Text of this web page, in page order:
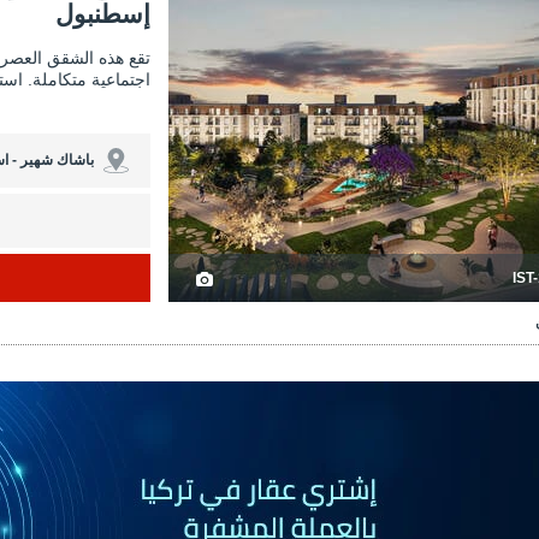
إسطنبول
تقع هذه الشقق
اجتماعية متكاملة.
باشاك شهير -